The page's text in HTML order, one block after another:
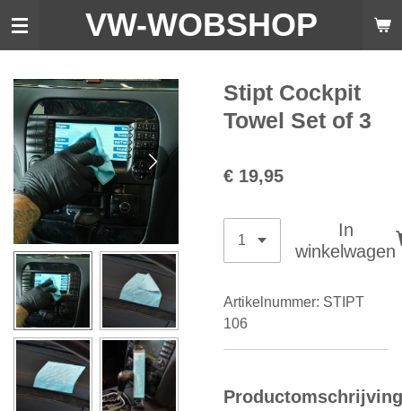
Ga
de
hoofdinhoud
VW-WOBSHOP
Stipt Cockpit
Towel Set of 3
€ 19,95
In
winkelwagen
Artikelnummer: STIPT
106
Productomschrijving